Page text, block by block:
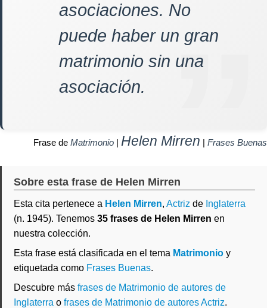
asociaciones. No
puede haber un gran
matrimonio sin una
asociación.
Frase de Matrimonio | Helen Mirren | Frases Buenas
Sobre esta frase de Helen Mirren
Esta cita pertenece a Helen Mirren, Actriz de Inglaterra
(n. 1945). Tenemos 35 frases de Helen Mirren en
nuestra colección.
Esta frase está clasificada en el tema Matrimonio y
etiquetada como Frases Buenas.
Descubre más frases de Matrimonio de autores de
Inglaterra o frases de Matrimonio de autores Actriz.